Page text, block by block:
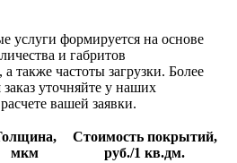
услуги формируется на основе
и габритов
также частоты загрузки. Более
уточняйте у наших
вашей заявки.
мкм
Стоимость покрытий,
руб./1 кв.дм.